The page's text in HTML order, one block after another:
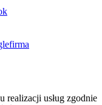
realizacji usług zgodnie